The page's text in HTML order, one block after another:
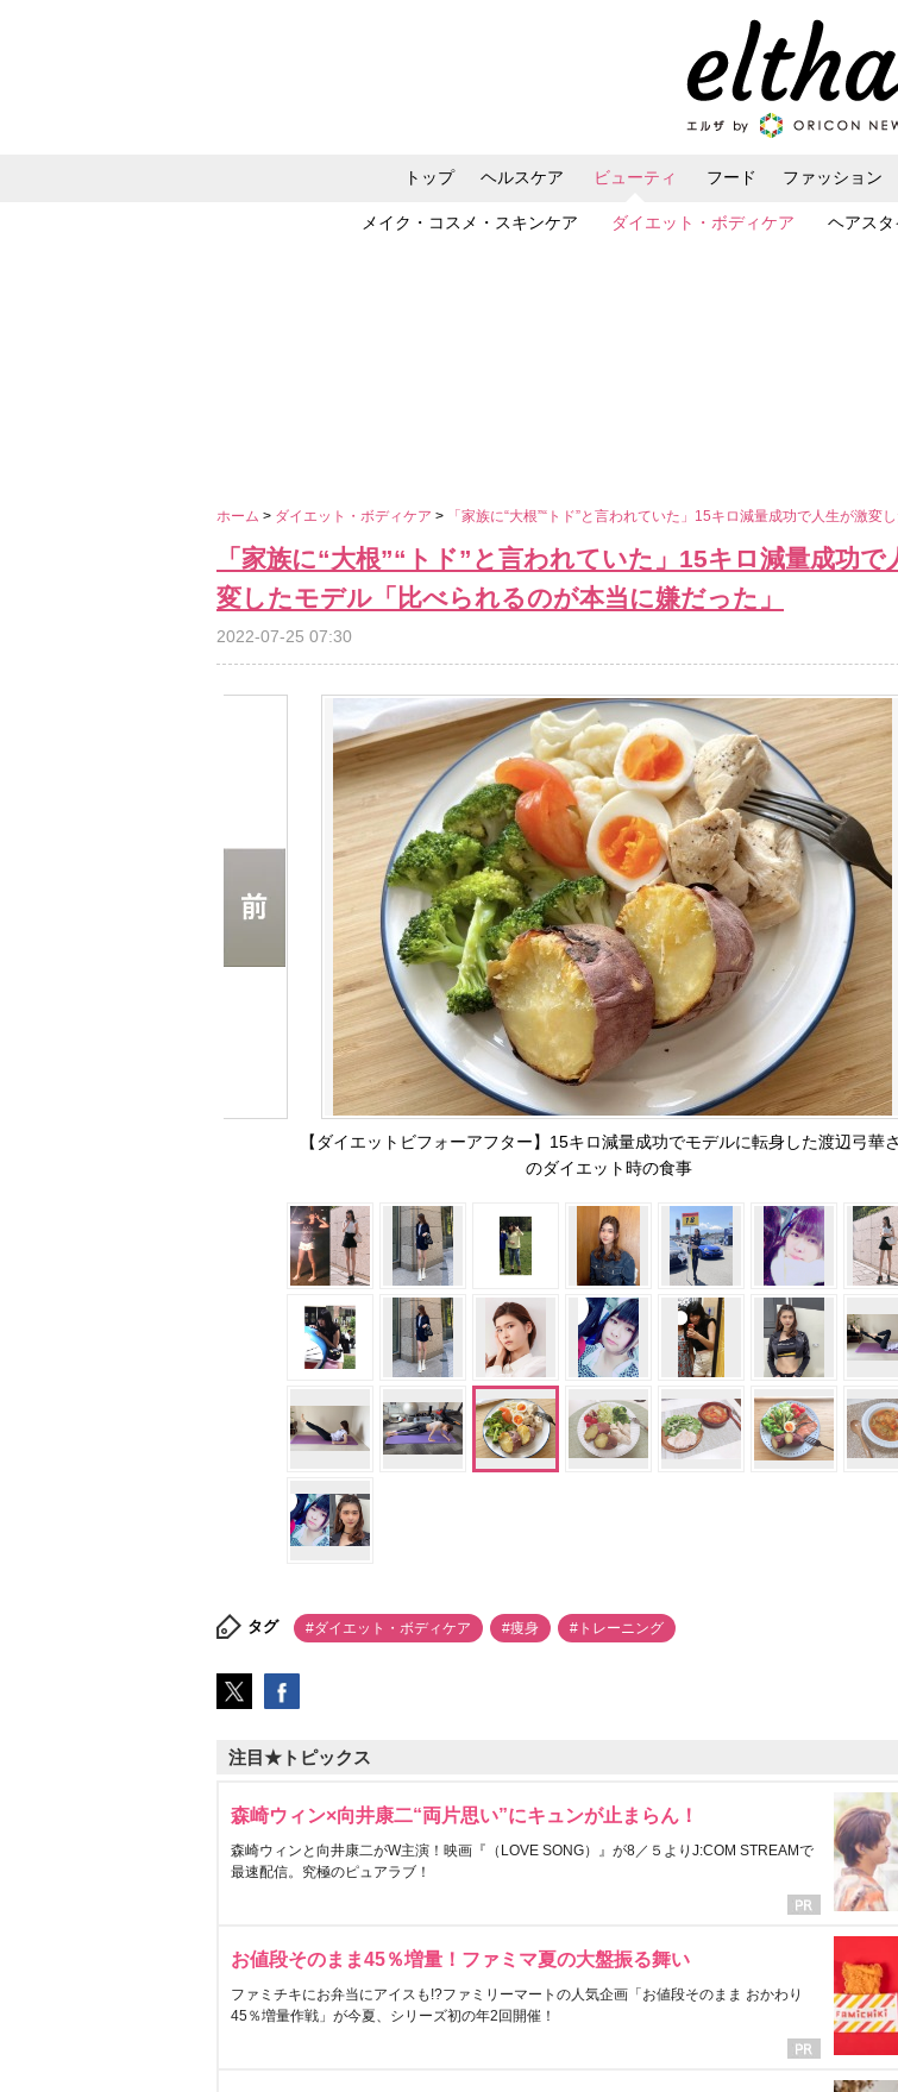
トップ ヘルスケア ビューティ
メイク・コスメ・スキンケア ダイエット・ボディケア ヘアス
フード ファッション
ホーム > ダイエット・ボディケア > 「家族に“大根”“トド”と言われていた」15キロ減量成功で人生が激変
「家族に“大根”“トド”と言われていた」15キロ減量成功で
変したモデル「比べられるのが本当に嫌だった」
2022-07-25 07:30
【ダイエットビフォーアフター】15キロ減量成功でモデルに転身した渡辺弓華
のダイエット時の食事
タグ #ダイエット・ボディケア #痩身 #トレーニング
注目★トピックス
森崎ウィン×向井康二“両片思い”にキュンが止まらん！
森崎ウィンと向井康二がW主演！映画『（LOVE SONG）』が8／５よりJ:COM STREAMで
最速配信。究極のピュアラブ！
お値段そのまま45％増量！ファミマ夏の大盤振る舞い
ファミチキにお弁当にアイスも!?ファミリーマートの人気企画「お値段そのまま おかわり
45％増量作戦」が今夏、シリーズ初の年2回開催！